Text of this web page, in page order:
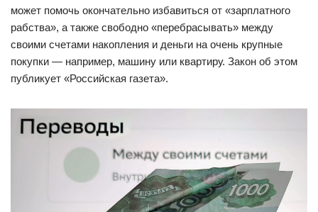
может помочь окончательно избавиться от «зарплатного
рабства», а также свободно «перебрасывать» между
своими счетами накопления и деньги на очень крупные
покупки — например, машину или квартиру. Закон об этом
публикует «Российская газета».